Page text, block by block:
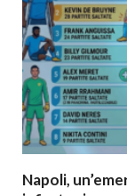
Napoli,